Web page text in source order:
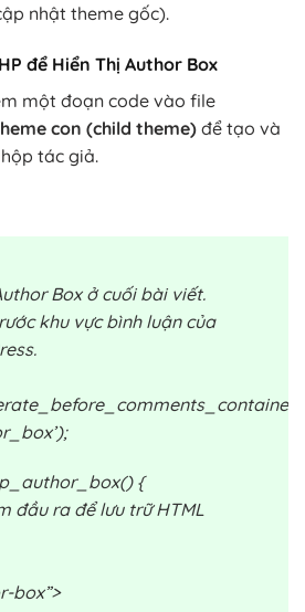
nhật theme gốc).
để Hiển Thị Author Box
một đoạn code vào file
con (child theme) để tạo và
tác giả.
Box ở cuối bài viết.
khu vực bình luận của
{
đầu ra để lưu trữ HTML
box”>